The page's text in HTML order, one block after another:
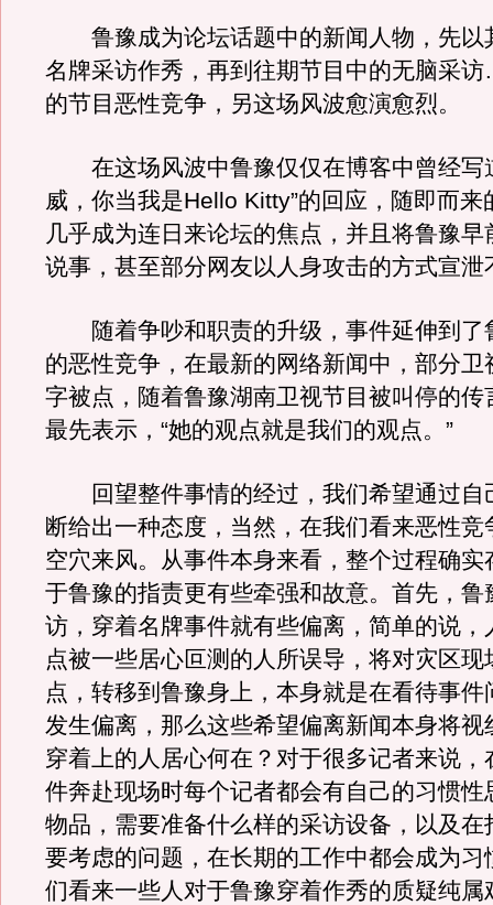
鲁豫成为论坛话题中的新闻人物，先以
名牌采访作秀，再到往期节目中的无脑采
的节目恶性竞争，另这场风波愈演愈烈。
在这场风波中鲁豫仅仅在博客中曾经写
威，你当我是Hello Kitty”的回应，随即而来
几乎成为连日来论坛的焦点，并且将鲁豫早
说事，甚至部分网友以人身攻击的方式宣泄
随着争吵和职责的升级，事件延伸到了
的恶性竞争，在最新的网络新闻中，部分卫
字被点，随着鲁豫湖南卫视节目被叫停的传
最先表示，“她的观点就是我们的观点。”
回望整件事情的经过，我们希望通过自
断给出一种态度，当然，在我们看来恶性竞
空穴来风。从事件本身来看，整个过程确实
于鲁豫的指责更有些牵强和故意。首先，鲁
访，穿着名牌事件就有些偏离，简单的说，
点被一些居心叵测的人所误导，将对灾区现
点，转移到鲁豫身上，本身就是在看待事件
发生偏离，那么这些希望偏离新闻本身将视
穿着上的人居心何在？对于很多记者来说，
件奔赴现场时每个记者都会有自己的习惯性
物品，需要准备什么样的采访设备，以及在
要考虑的问题，在长期的工作中都会成为习
们看来一些人对于鲁豫穿着作秀的质疑纯属